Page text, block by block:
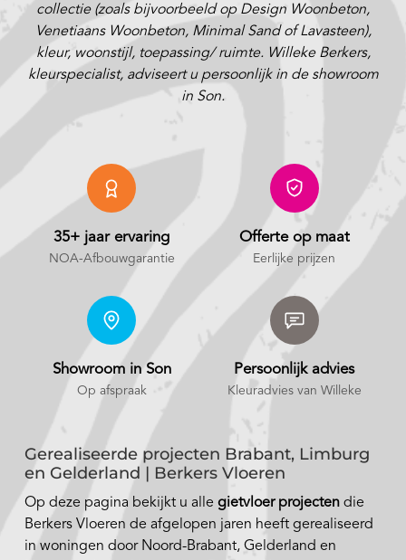
collectie (zoals bijvoorbeeld op Design Woonbeton,
Venetiaans Woonbeton, Minimal Sand of Lavasteen),
kleur, woonstijl, toepassing/ ruimte. Willeke Berkers,
kleurspecialist, adviseert u persoonlijk in de showroom
in Son.
35+ jaar ervaring
NOA-Afbouwgarantie
Offerte op maat
Eerlijke prijzen
Showroom in Son
Op afspraak
Persoonlijk advies
Kleuradvies van Willeke
Gerealiseerde projecten Brabant, Limburg
en Gelderland | Berkers Vloeren
Op deze pagina bekijkt u allegietvloer projecten die
Berkers Vloeren de afgelopen jaren heeft gerealiseerd
in woningen door Noord-Brabant, Gelderland en